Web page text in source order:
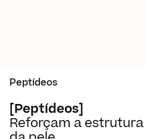
Peptídeos
[Peptídeos]
Reforçam a